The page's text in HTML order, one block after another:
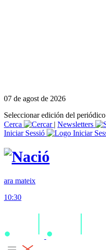
07 de agost de 2026
Seleccionar edición del periódico
Cerca
| Newsletters
Iniciar Sessió
ara mateix
10:30